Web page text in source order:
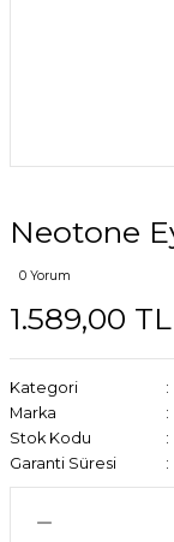
Neotone
0 Yorum
1.589,00 TL
Kategori
Marka
Stok Kodu
Garanti Süresi